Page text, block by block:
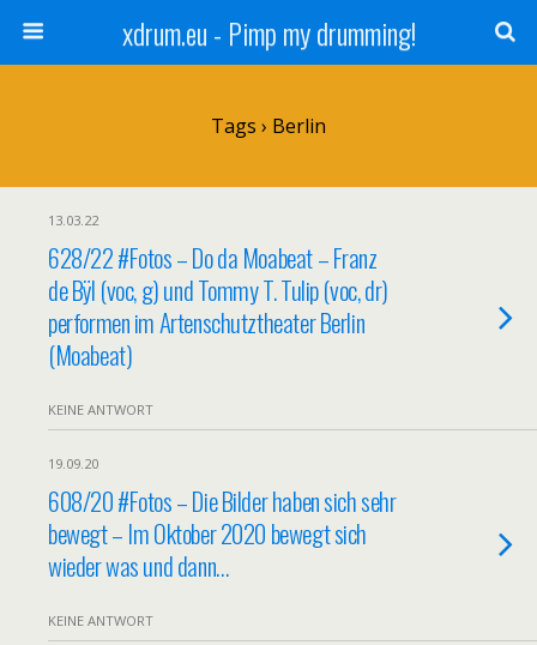
xdrum.eu - Pimp my drumming!
Tags › Berlin
13.03.22
628/22 #Fotos – Do da Moabeat – Franz
de Bÿl (voc, g) und Tommy T. Tulip (voc, dr)
performen im Artenschutztheater Berlin
(Moabeat)
KEINE ANTWORT
19.09.20
608/20 #Fotos – Die Bilder haben sich sehr
bewegt – Im Oktober 2020 bewegt sich
wieder was und dann…
KEINE ANTWORT